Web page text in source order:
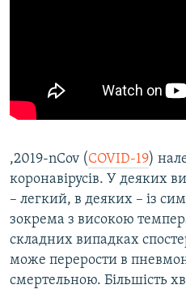
,2019-nCov (COVID-19)
коронавірусів. У деяких
– легкий, в деяких – із
зокрема з високою
складних випадках
може перерости в
смертельною. Більшість